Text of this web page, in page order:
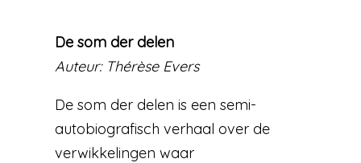
De som der delen
Auteur: Thérèse Evers
De som der delen is een semi-
autobiografisch verhaal over de
verwikkelingen waar